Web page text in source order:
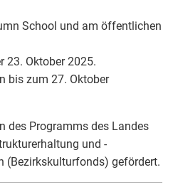
School und am öffentlichen
23. Oktober 2025.
bis zum 27. Oktober
des Programms des Landes
und -
(Bezirkskulturfonds) gefördert.